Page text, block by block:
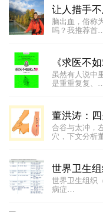
脑出血，俗称
吗？我推荐首
虽然有人说中
是重重复复、
董洪涛：
合谷与太冲，
穴，下文分析
世界卫生组织
病症…